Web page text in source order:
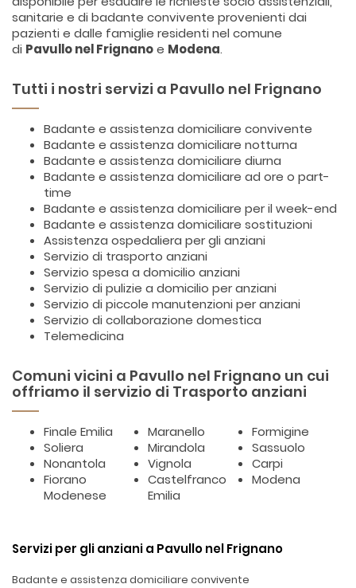
sanitarie e di badante convivente provenienti dai
pazienti e dalle famiglie residenti nel comune
di Pavullo nel Frignanoe Modena.
Tutti i nostri servizi a Pavullo nel Frignano
Badante e assistenza domiciliare convivente
Badante e assistenza domiciliare notturna
Badante e assistenza domiciliare diurna
Badante e assistenza domiciliare ad ore o part-
time
Badante e assistenza domiciliare per il week-end
Badante e assistenza domiciliare sostituzioni
Assistenza ospedaliera per gli anziani
Servizio di trasporto anziani
Servizio spesa a domicilio anziani
Servizio di pulizie a domicilio per anziani
Servizio di piccole manutenzioni per anziani
Servizio di collaborazione domestica
Telemedicina
Comuni vicini a Pavullo nel Frignano un cui
offriamo il servizio di Trasporto anziani
Finale Emilia
Soliera
Nonantola
Fiorano
Modenese
Maranello
Mirandola
Vignola
Castelfranco
Emilia
Formigine
Sassuolo
Carpi
Modena
Servizi per gli anziani a Pavullo nel Frignano
Badante e assistenza domiciliare convivente